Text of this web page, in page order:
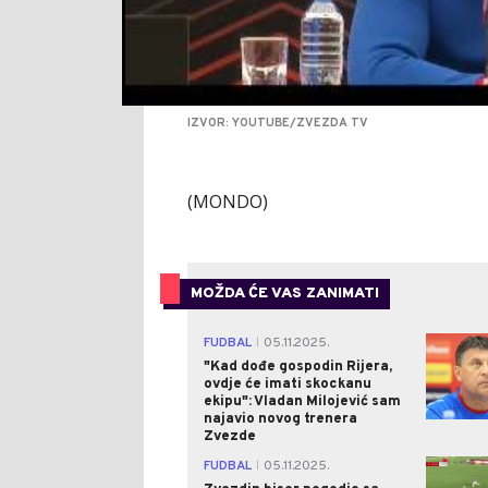
IZVOR: YOUTUBE/ZVEZDA TV
(MONDO)
MOŽDA ĆE VAS ZANIMATI
FUDBAL
05.11.2025.
"Kad dođe gospodin Rijera,
ovdje će imati skockanu
ekipu": Vladan Milojević sam
najavio novog trenera
Zvezde
FUDBAL
05.11.2025.